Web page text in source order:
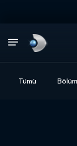
Tümü